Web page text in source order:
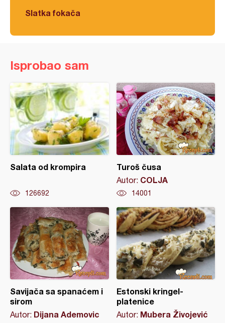
Slatka fokača
Isprobao sam
Salata od krompira
126692
Turoš čusa
Autor: COLJA
14001
Savijača sa spanaćem i
sirom
Autor: Dijana Ademovic
Estonski kringel-
platenice
Autor: Mubera Živojević